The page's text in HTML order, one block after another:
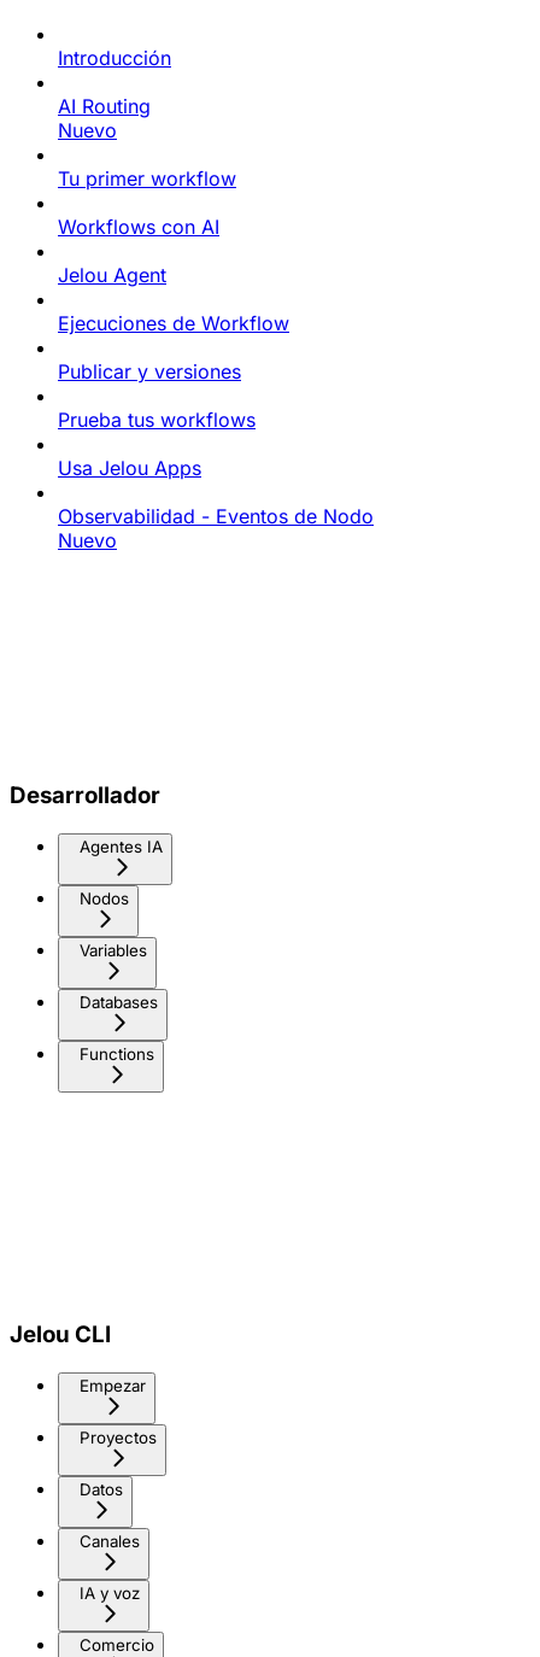
Introducción
AI Routing
Nuevo
Tu primer workflow
Workflows con AI
Jelou Agent
Ejecuciones de Workflow
Publicar y versiones
Prueba tus workflows
Usa Jelou Apps
Observabilidad - Eventos de Nodo
Nuevo
Desarrollador
Agentes IA
Nodos
Variables
Databases
Functions
Jelou CLI
Empezar
Proyectos
Datos
Canales
IA y voz
Comercio